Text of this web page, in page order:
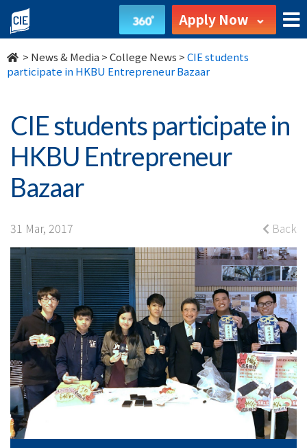
CIE
students
participate
HKBU
Entrepreneur
Bazaar
College
News
College
of
International
Education
Apply Now
> News & Media >College News >CIE students
participate in HKBU Entrepreneur Bazaar
CIE students participate in
HKBU Entrepreneur
Bazaar
31 Mar, 2017 Back